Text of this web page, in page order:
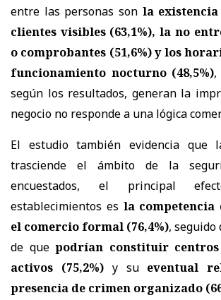
entre las personas son la
clientes visibles (63,1%), la no
o comprobantes (51,6%) y los
funcionamiento nocturno (48,5%),
según los resultados, generan la
negocio no responde a una lógica
El estudio también evidencia que
trasciende el ámbito de la
encuestados, el principal
establecimientos es la competencia
el comercio formal (76,4%), seguido
de quepodrían constituir
activos (75,2%)y su eventual
presencia de crimen organizado